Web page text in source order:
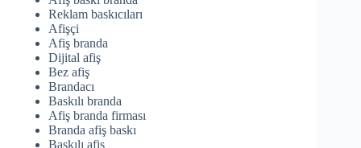
Reklam baskıcıları
Afişçi
Afiş branda
Dijital afiş
Bez afiş
Brandacı
Baskılı branda
Afiş branda firması
Branda afiş baskı
Baskılı afiş